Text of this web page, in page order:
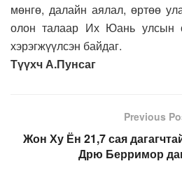
мөнгө, далайн аялал, өртөө
олон талаар Их Юань улсын
хэрэгжүүлсэн байдаг.
Түүхч А.Пунсаг
Previous
Жон Ху Ён 21,7 сая
Дрю Берримор